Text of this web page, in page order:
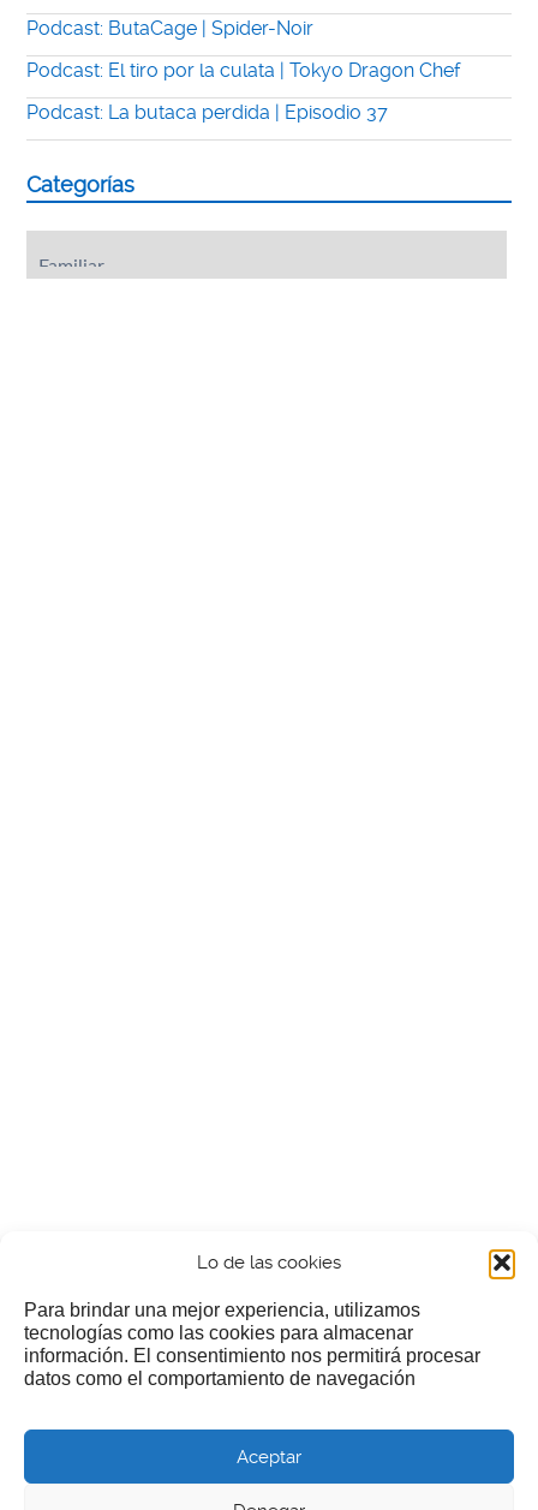
Lo de las cookies
Para brindar una mejor experiencia, utilizamos
tecnologías como las cookies para almacenar
información. El consentimiento nos permitirá procesar
datos como el comportamiento de navegación
Aceptar
Podcast: ButaCage | Spider-Noir
Podcast: El tiro por la culata | Tokyo Dragon Chef
Podcast: La butaca perdida | Episodio 37
Categorías
¿Nos invitas a un cafecillo?
Si te gusta nuestra web puedes echar limosna a estos